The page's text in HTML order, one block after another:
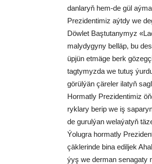
dan­la­ryň hem-de gül
Pre­zi­den­ti­miz aýt­dy we
Döw­let Baş­tu­ta­ny­myz
ma­ly­dy­gy­ny bel­läp, bu
üp­jün et­mä­ge berk
tag­ty­myz­da we tu­tuş
gö­rül­ýän çä­re­ler ila­tyň
Hormatly Prezidentimiz
ryk­la­ry be­rip we iş
de gu­rul­ýan we­la­ýa­tyň
Ýo­lug­ra hor­mat­ly
çäk­le­rin­de bi­na edil­jek
ýyş we der­man se­na­ga­ty